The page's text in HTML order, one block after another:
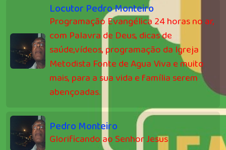
Locutor Pedro Monteiro
Programação Evangélica 24 horas no ar,
com Palavra de Deus, dicas de
saúde,vídeos, programação da Igreja
Metodista Fonte de Agua Viva e muito
mais, para a sua vida e família serem
abençoadas.
Pedro Monteiro
Glorificando ao Senhor Jesus